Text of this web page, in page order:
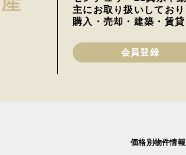
主にお取り扱いしており
購入・売却・建築・賃
会員登録
価格別物件情報